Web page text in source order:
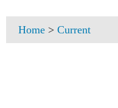
Home > Current